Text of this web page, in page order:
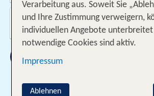
Wer reist mit?
2 Erwachsene
Verarbeitung aus. Soweit Sie
und Ihre Zustimmung verweigern,
individuellen Angebote
notwendige Cookies sind aktiv.
Impressum
Ablehnen